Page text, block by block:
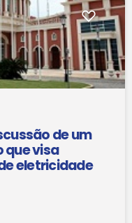
de um
que visa
eletricidade